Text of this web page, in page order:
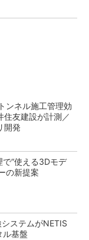
ンネル施工管理効
友建設が計測／
開発
“使える3Dモデ
の新提案
ステムがNETIS
基盤